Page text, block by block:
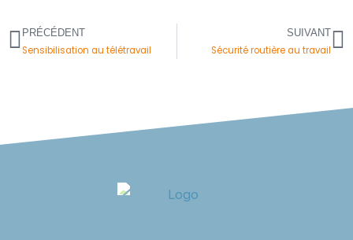
Précédent
PRÉCÉDENT
Sensibilisation au télétravail
SUIVANT
Sécurité routière au travail